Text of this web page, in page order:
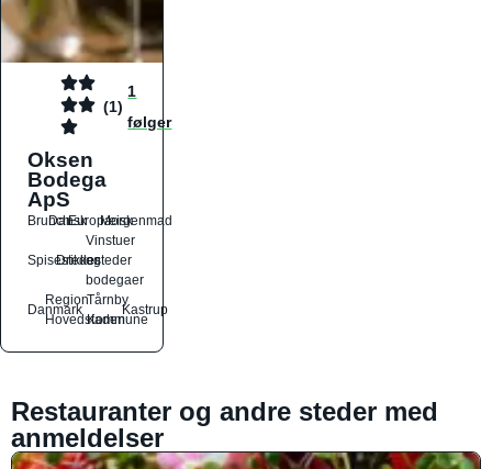
(1)
1
følger
Oksen
Bodega
ApS
Brunch
DanskEuropæiskMorgenmad
Spisesteder
Drikkesteder
Vinstuer
og
bodegaer
Danmark
Region
Hovedstaden
Tårnby
Kommune
Kastrup
Restauranter og andre steder med
anmeldelser